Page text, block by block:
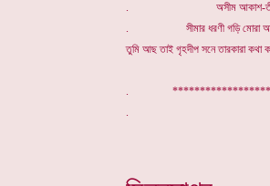
. অসীম আকাশ-
. সীমার ধরণী গড়ি মোরা
তুমি আছ তাই গৃহদীপ সনে তারকারা কথা
.